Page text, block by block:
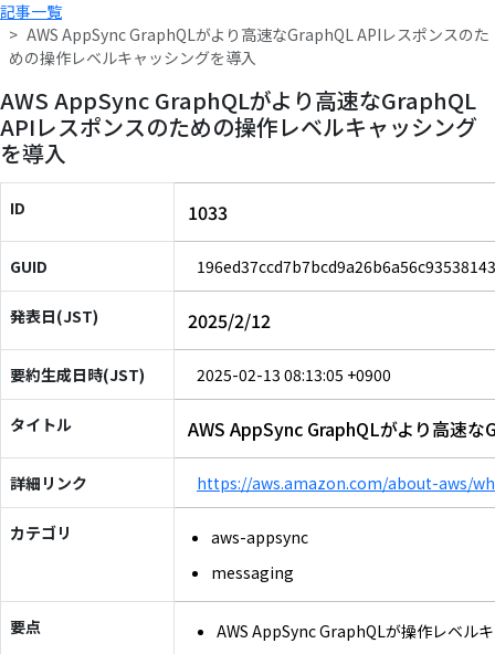
記事一覧
AWS AppSync GraphQLがより高速なGraphQL APIレスポンスのた
めの操作レベルキャッシングを導入
AWS AppSync GraphQLがより高速なGraphQL
APIレスポンスのための操作レベルキャッシング
を導入
ID 1033
GUID
発表日(JST) 2025/2/12
要約生成日時(JST) 2025-02-13 08:13:05 +0900
タイトル AWS AppSync GraphQLがより高速
詳細リンク https://aws.amazon.com/about-aws/
カテゴリ
aws-appsync
messaging
要点
AWS AppSync GraphQLが操作レベル